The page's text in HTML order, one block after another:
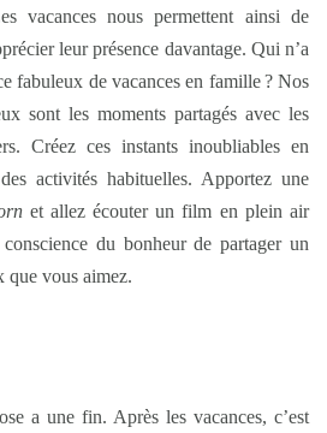
vacances nous permettent ainsi de
leur présence davantage. Qui n’a
fabuleux de vacances en famille ? Nos
sont les moments partagés avec les
Créez ces instants inoubliables en
activités habituelles. Apportez une
et allez écouter un film en plein air
du bonheur de partager un
que vous aimez.
a une fin. Après les vacances, c’est